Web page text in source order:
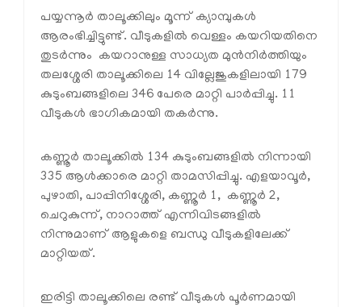
പയ്യന്നൂര്‍ താലൂക്കിലും മൂന്ന് ക്യാമ്പുകള്‍
ആരംഭിച്ചിട്ടുണ്ട്. വീടുകളില്‍ വെള്ളം കയറിയതിനെ
തുടര്‍ന്നും കയറാനുള്ള സാധ്യത മുന്‍നിര്‍ത്തിയും
തലശ്ശേരി താലൂക്കിലെ 14 വില്ലേജുകളിലായി 179
കുടുംബങ്ങളിലെ 346 പേരെ മാറ്റി പാര്‍പ്പിച്ചു. 11
വീടുകള്‍ ഭാഗികമായി തകര്‍ന്നു.
കണ്ണൂര്‍ താലൂക്കില്‍ 134 കുടുംബങ്ങളില്‍ നിന്നായി
335 ആള്‍ക്കാരെ മാറ്റി താമസിപ്പിച്ചു. എളയാവൂര്‍,
പുഴാതി, പാപ്പിനിശ്ശേരി, കണ്ണൂര്‍ 1, കണ്ണൂര്‍ 2,
ചെറുകുന്ന്, നാറാത്ത് എന്നിവിടങ്ങളില്‍
നിന്നുമാണ് ആളുകളെ ബന്ധു വീടുകളിലേക്ക്
മാറ്റിയത്.
ഇരിട്ടി താലൂക്കിലെ രണ്ട് വീടുകള്‍ പൂര്‍ണമായി